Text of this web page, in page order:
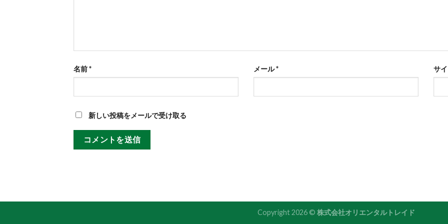
名前* メール* サ
新しい投稿をメールで受け取る
Copyright 2026 © 株式会社オリエンタルトレイド